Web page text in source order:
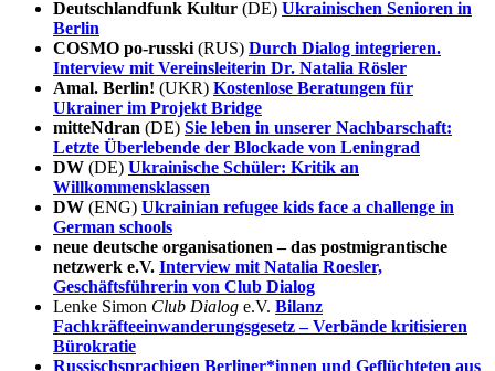
Deutschlandfunk Kultur (DE) Ukrainischen Senioren in
Berlin
COSMO po-russki (RUS) Durch Dialog integrieren.
Interview mit Vereinsleiterin Dr. Natalia Rösler
Amal. Berlin! (UKR) Kostenlose Beratungen für
Ukrainer im Projekt Bridge
mitteNdran (DE) Sie leben in unserer Nachbarschaft:
Letzte Überlebende der Blockade von Leningrad
DW (DE) Ukrainische Schüler: Kritik an
Willkommensklassen
DW (ENG) Ukrainian refugee kids face a challenge in
German schools
neue deutsche organisationen – das postmigrantische
netzwerk e.V. Interview mit Natalia Roesler,
Geschäftsführerin von Club Dialog
Lenke Simon Club Dialog e.V. Bilanz
Fachkräfteeinwanderungsgesetz – Verbände kritisieren
Bürokratie
Russischsprachigen Ber­li­ne­r*in­nen und Geflüchteten aus